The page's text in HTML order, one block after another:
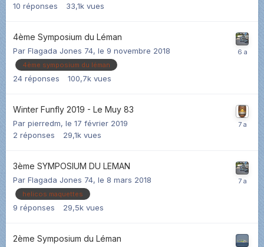
10 réponses 33,1k vues
4ème Symposium du Léman
Par Flagada Jones 74, le 9 novembre 2018
4ème symposium du léman
24 réponses 100,7k vues
Winter Funfly 2019 - Le Muy 83
Par pierredm, le 17 février 2019
2 réponses 29,1k vues
3ème SYMPOSIUM DU LEMAN
Par Flagada Jones 74, le 8 mars 2018
helicos maquettes
9 réponses 29,5k vues
2ème Symposium du Léman